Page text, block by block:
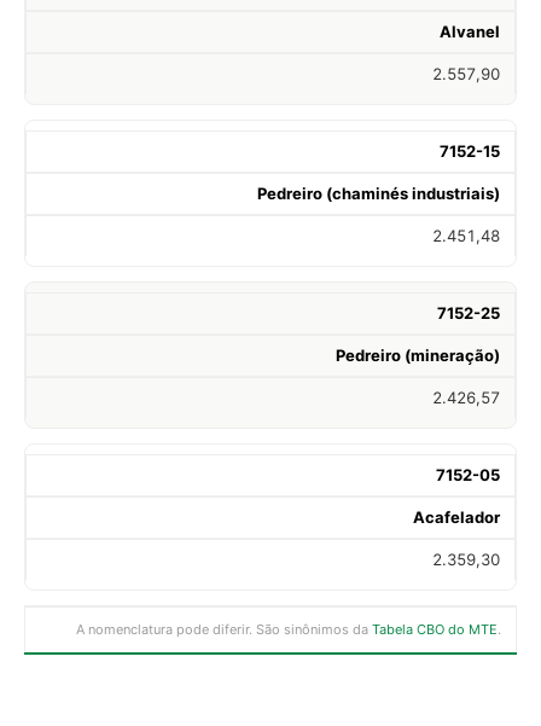
Alvanel
2.557,90
7152-15
Pedreiro (chaminés industriais)
2.451,48
7152-25
Pedreiro (mineração)
2.426,57
7152-05
Acafelador
2.359,30
A nomenclatura pode diferir. São sinônimos da Tabela CBO do MTE.